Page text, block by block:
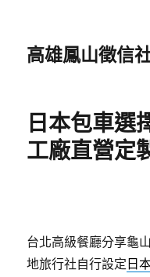
高雄鳳山徵信
日本包車選
工廠直營定
台北高級餐廳分享龜
地旅行社自行設定 日